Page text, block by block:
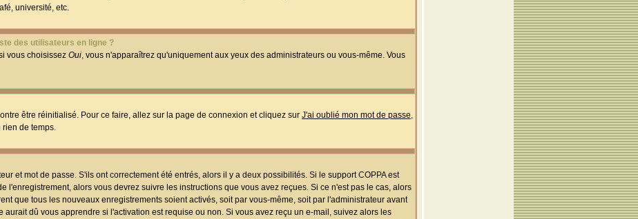
université, etc.
des utilisateurs en ligne ?
vous choisissez Oui, vous n'apparaîtrez qu'uniquement aux yeux des administrateurs ou vous-même. Vous
être réinitialisé. Pour ce faire, allez sur la page de connexion et cliquez sur J'ai oublié mon mot de passe,
de temps.
et mot de passe. S'ils ont correctement été entrés, alors il y a deux possibilités. Si le support COPPA est
l'enregistrement, alors vous devrez suivre les instructions que vous avez reçues. Si ce n'est pas le cas, alors
que tous les nouveaux enregistrements soient activés, soit par vous-même, soit par l'administrateur avant
dû vous apprendre si l'activation est requise ou non. Si vous avez reçu un e-mail, suivez alors les